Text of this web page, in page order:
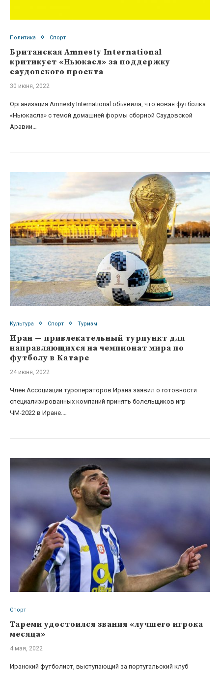
Политика Спорт
Британская Amnesty International
критикует «Ньюкасл» за поддержку
саудовского проекта
30 июня, 2022
Организация Amnesty International объявила, что новая футболка
«Ньюкасла» с темой домашней формы сборной Саудовской
Аравии…
Культура Спорт Туризм
Иран — привлекательный турпункт для
направляющихся на чемпионат мира по
футболу в Катаре
24 июня, 2022
Член Ассоциации туроператоров Ирана заявил о готовности
специализированных компаний принять болельщиков игр
ЧМ-2022 в Иране.…
Спорт
Тареми удостоился звания «лучшего игрока
месяца»
4 мая, 2022
Иранский футболист, выступающий за португальский клуб